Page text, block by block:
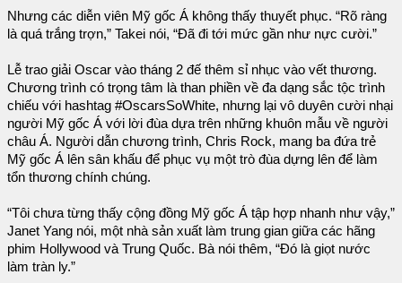
Nhưng các diễn viên Mỹ gốc Á không thấy thuyết phục. “Rõ ràng
là quá trắng trợn,” Takei nói, “Đã đi tới mức gần như nực cười.”
Lễ trao giải Oscar vào tháng 2 đế thêm sỉ nhục vào vết thương.
Chương trình có trọng tâm là than phiền về đa dạng sắc tộc trình
chiếu với hashtag #OscarsSoWhite, nhưng lại vô duyên cười nhại
người Mỹ gốc Á với lời đùa dựa trên những khuôn mẫu về người
châu Á. Người dẫn chương trình, Chris Rock, mang ba đứa trẻ
Mỹ gốc Á lên sân khấu để phục vụ một trò đùa dựng lên để làm
tổn thương chính chúng.
“Tôi chưa từng thấy cộng đồng Mỹ gốc Á tập hợp nhanh như vậy,”
Janet Yang nói, một nhà sản xuất làm trung gian giữa các hãng
phim Hollywood và Trung Quốc. Bà nói thêm, “Đó là giọt nước
làm tràn ly.”